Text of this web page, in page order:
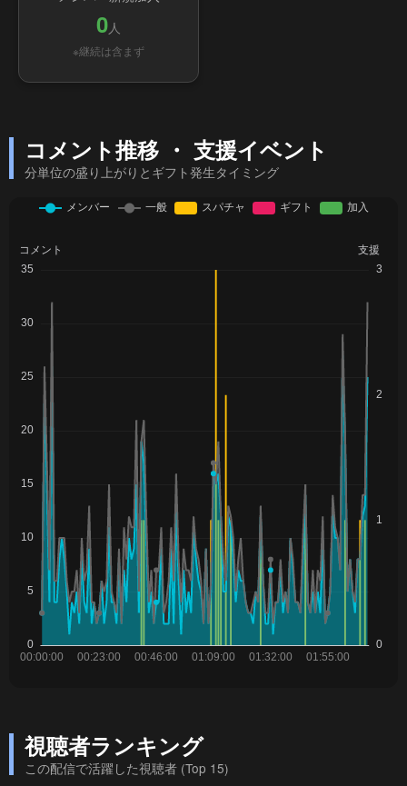
0人
※継続は含まず
コメント推移 ・ 支援イベント
分単位の盛り上がりとギフト発生タイミング
視聴者ランキング
この配信で活躍した視聴者 (Top 15)